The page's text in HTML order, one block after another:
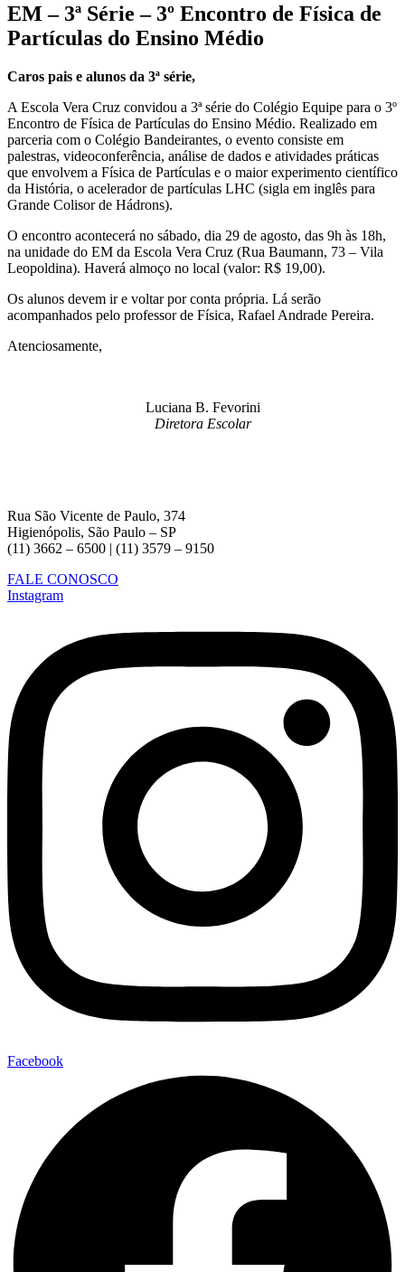
EM – 3ª Série – 3º Encontro de Física de
Partículas do Ensino Médio
Caros pais e alunos da 3ª série,
A Escola Vera Cruz convidou a 3ª série do Colégio Equipe para o 3º
Encontro de Física de Partículas do Ensino Médio. Realizado em
parceria com o Colégio Bandeirantes, o evento consiste em
palestras, videoconferência, análise de dados e atividades práticas
que envolvem a Física de Partículas e o maior experimento científico
da História, o acelerador de partículas LHC (sigla em inglês para
Grande Colisor de Hádrons).
O encontro acontecerá no sábado, dia 29 de agosto, das 9h às 18h,
na unidade do EM da Escola Vera Cruz (Rua Baumann, 73 – Vila
Leopoldina). Haverá almoço no local (valor: R$ 19,00).
Os alunos devem ir e voltar por conta própria. Lá serão
acompanhados pelo professor de Física, Rafael Andrade Pereira.
Atenciosamente,
Luciana B. Fevorini
Diretora Escolar
Rua São Vicente de Paulo, 374
Higienópolis, São Paulo – SP
(11) 3662 – 6500 | (11) 3579 – 9150
FALE CONOSCO
Instagram
Facebook